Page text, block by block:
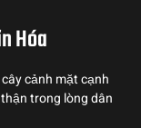
Hóa
cảnh mặt cạnh
trong lòng dân